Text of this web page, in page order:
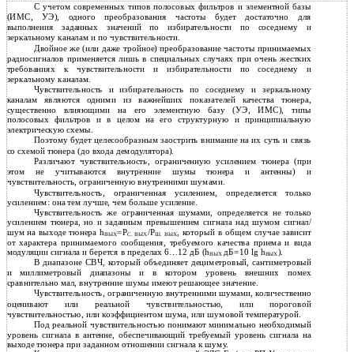
С учетом современных типов полосовых фильтров и элементной базы
(ИМС, УЭ), одного преобразования частоты будет достаточно для
выполнения заданных значений по избирательности по соседнему и
зеркальному каналам и по чувствительности.
Двойное же (или даже тройное) преобразование частоты принимаемых
радиосигналов применяется лишь в специальных случаях при очень жестких
требованиях к чувствительности и избирательности по соседнему и
зеркальному каналам.
Чувствительность и избирательность по соседнему и зеркальному
каналам являются одними из важнейших показателей качества тюнера,
существенно влияющими на его элементную базу (УЭ, ИМС), типы
полосовых фильтров и в целом на его структурную и принципиальную
электрическую схемы.
Поэтому будет целесообразным заострить внимание на их суть и связь
со схемой тюнера (до входа демодулятора).
Различают чувствительность, ограниченную усилением тюнера (при
этом не учитываются внутренние шумы тюнера и антенны) и
чувствительность, ограниченную внутренними шумами.
Чувствительность, ограниченная усилением, определяется только
усилением: она тем лучше, чем больше усиление.
Чувствительность же ограниченная шумами, определяется не только
усилением тюнера, но и заданным превышением сигнала над шумом сигнал/
шум на выходе тюнера hВЫХ=PC. ВЫХ/PШ. ВЫХ, который в общем случае зависит
от характера принимаемого сообщения, требуемого качества приема и вида
модуляции сигнала и берется в пределах 6…12 дБ (hВЫХдБ=10 lg hВЫХ).
В диапазоне СВЧ, который объединяет дециметровый, сантиметровый
и миллиметровый диапазоны и в котором уровень внешних помех
сравнительно мал, внутренние шумы имеют решающее значение.
Чувствительность, ограниченную внутренними шумами, количественно
оценивают или реальной чувствительностью, или пороговой
чувствительностью, или коэффициентом шума, или шумовой температурой.
Под реальной чувствительностью понимают минимально необходимый
уровень сигнала в антенне, обеспечивающий требуемый уровень сигнала на
выходе тюнера при заданном отношении сигнала к шуму.